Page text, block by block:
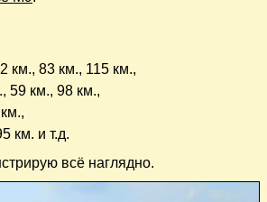
км., 83 км., 115 км.,
59 км., 98 км.,
км. и т.д.
всё наглядно.